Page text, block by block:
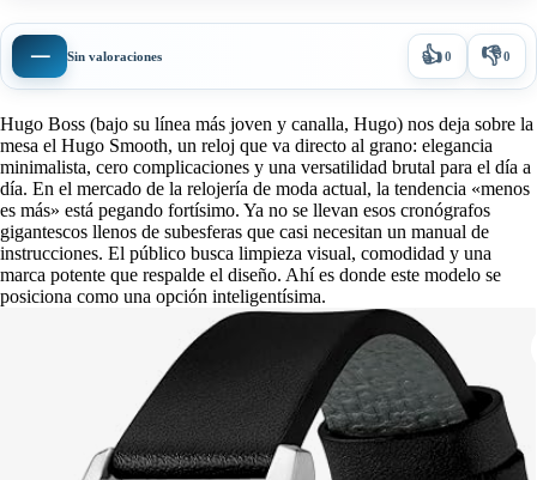
— Sin valoraciones 👍0 👎0
Hugo Boss (bajo su línea más joven y canalla, Hugo) nos deja sobre la
mesa el Hugo Smooth, un reloj que va directo al grano: elegancia
minimalista, cero complicaciones y una versatilidad brutal para el día a
día. En el mercado de la relojería de moda actual, la tendencia «menos
es más» está pegando fortísimo. Ya no se llevan esos cronógrafos
gigantescos llenos de subesferas que casi necesitan un manual de
instrucciones. El público busca limpieza visual, comodidad y una
marca potente que respalde el diseño. Ahí es donde este modelo se
posiciona como una opción inteligentísima.